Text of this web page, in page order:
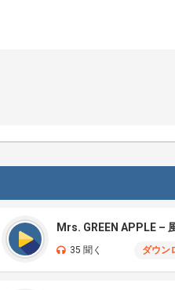
Mrs. GREEN APPLE –
35 聞く ダウン